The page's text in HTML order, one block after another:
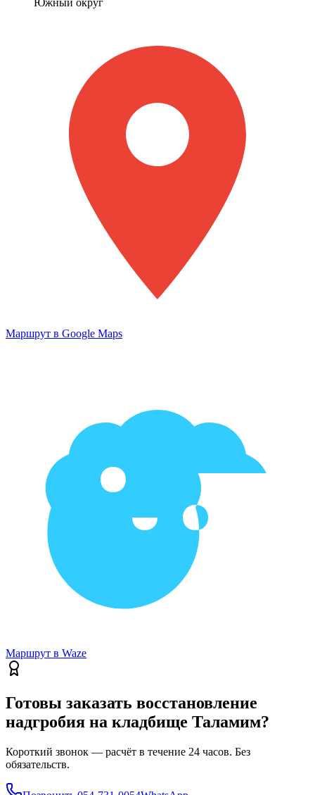
Южный округ
Маршрут в Google Maps
Маршрут в Waze
Готовы заказать восстановление
надгробия на кладбище Таламим?
Короткий звонок — расчёт в течение 24 часов. Без
обязательств.